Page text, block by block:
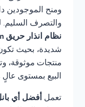
ومنح الموجودين
والتصرف السليم.
نظام انذار حريق Thorn في مصر
شديدة، بحيث
منتجات موثوقة،
البيع بمستوى
تعمل أفضل أي